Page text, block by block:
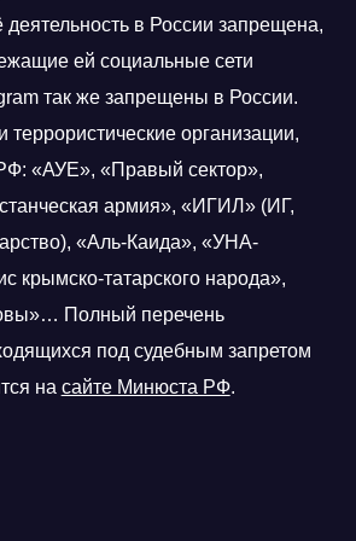
деятельность в России запрещена,
ей социальные сети
так же запрещены в России.
террористические организации,
«АУЕ», «Правый сектор»,
армия», «ИГИЛ» (ИГ,
«Аль-Каида», «УНА-
татарского народа»,
Полный перечень
под судебным запретом
на сайте Минюста РФ.